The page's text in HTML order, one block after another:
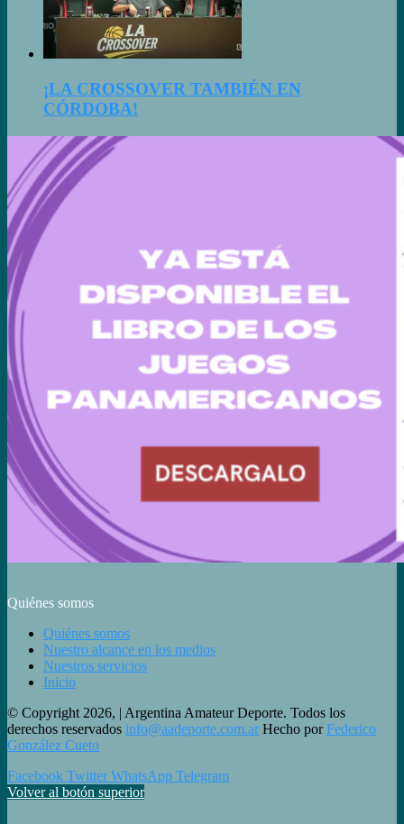
¡LA CROSSOVER TAMBIÉN EN
CÓRDOBA!
Quiénes somos
Quiénes somos
Nuestro alcance en los medios
Nuestros servicios
Inicio
© Copyright 2026, | Argentina Amateur Deporte. Todos los
derechos reservados info@aadeporte.com.ar Hecho por Federico
González Cueto
Facebook Twitter WhatsApp Telegram
Volver al botón superior